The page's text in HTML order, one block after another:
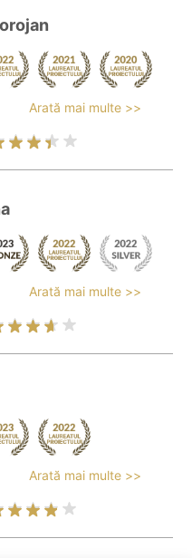
Arată mai multe >>
Arată mai multe >>
Arată mai multe >>